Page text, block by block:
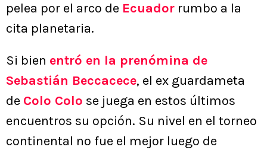
pelea por el arco de Ecuador rumbo a la
cita planetaria.
Si bien entró en la prenómina de
Sebastián Beccacece, el ex guardameta
de Colo Colo se juega en estos últimos
encuentros su opción. Su nivel en el torneo
continental no fue el mejor luego de